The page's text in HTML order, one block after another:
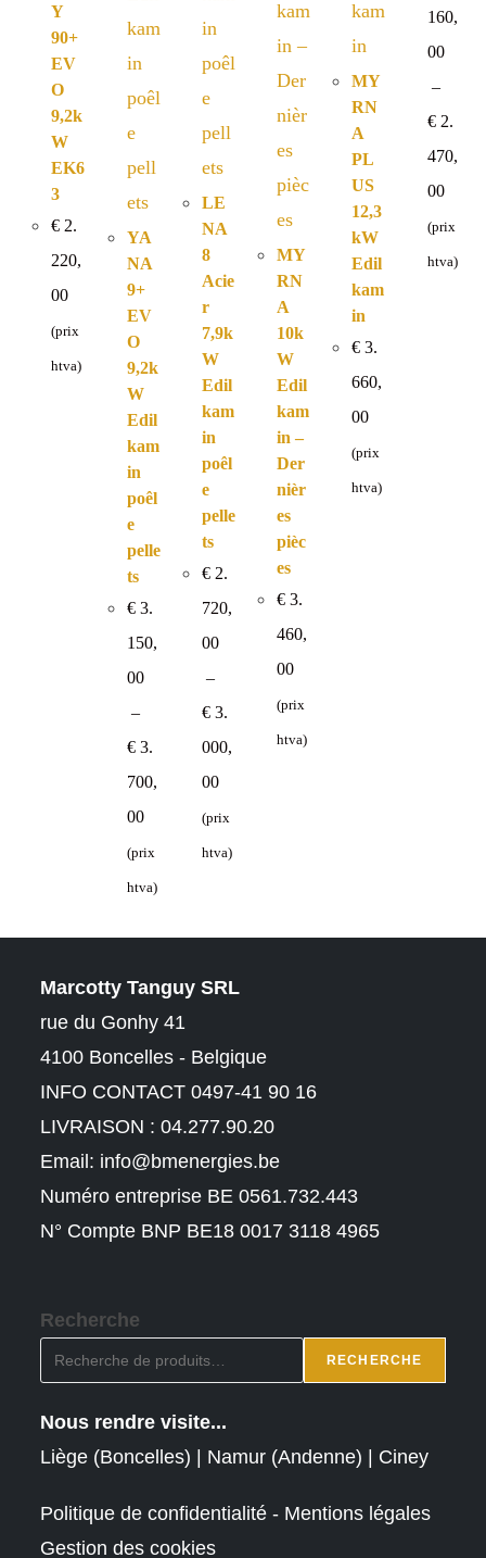
Y
90+
EV
O
9,2k
W
EK6
3
€ 2.
220,
00
(prix
htva)
YA
NA
9+
EV
O
9,2k
W
Edil
kam
in
poêl
e
pelle
ts
€3.
150,
00
–
€3.
700,
00de
€ 3.150,00
€ 3.700,00
(prix
htva)
LE
NA
8
Acie
r
7,9k
W
Edil
kam
in
poêl
e
pelle
ts
€2.
720,
00
–
€3.
000,
00de
€ 2.720,00
€ 3.000,00
(prix
htva)
MY
RN
A
10k
W
Edil
kam
in –
Der
nièr
es
pièc
es
€ 3.
460,
00
(prix
htva)
MY
RN
A
PL
US
12,3
kW
Edil
kam
in
€ 3.
660,
00
(prix
htva)
160,
00
–
€2.
470,
00de
€
€
(prix
htva)
Marcotty Tanguy SRL
rue du Gonhy 41
4100 Boncelles - Belgique
INFO CONTACT 0497-41 90 16
LIVRAISON : 04.277.90.20
Email: info@bmenergies.be
Numéro entreprise BE 0561.732.443
N° Compte BNP BE18 0017 3118 4965
Recherche
RECHERCHE
Nous rendre visite...
Liège (Boncelles) | Namur (Andenne) | Ciney
Politique de confidentialité - Mentions légales
Gestion des cookies